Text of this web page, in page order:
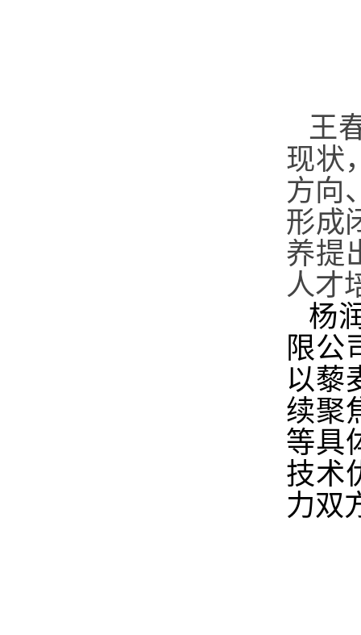
王
现状
方向
形成
养提
人才
杨
限公
以藜
续聚
等具
技术
力双